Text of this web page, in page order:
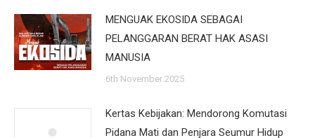
MENGUAK EKOSIDA SEBAGAI
PELANGGARAN BERAT HAK ASASI
MANUSIA
6th November 2025
Kertas Kebijakan: Mendorong Komutasi
Pidana Mati dan Penjara Seumur Hidup